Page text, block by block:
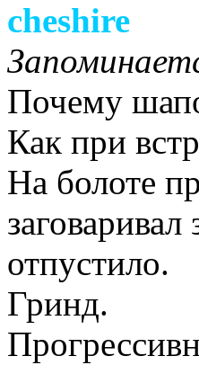
cheshire
Почему
Как при
На болоте
отпустило.
Гринд.